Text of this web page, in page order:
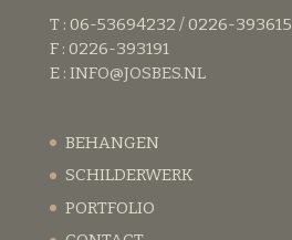
T : 06-53694232 / 0226-393615
F : 0226-393191
E : INFO@JOSBES.NL
BEHANGEN
SCHILDERWERK
PORTFOLIO